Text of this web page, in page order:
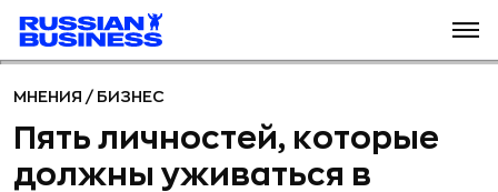
МНЕНИЯ / БИЗНЕС
Пять личностей, которые
должны уживаться в